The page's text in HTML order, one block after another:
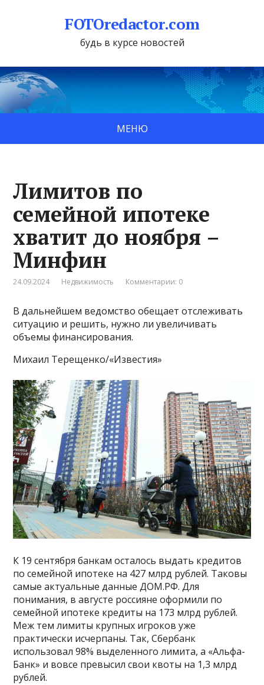
FOTOredactor.com
будь в курсе новостей
МЕНЮ
Лимитов по
семейной ипотеке
хватит до ноября –
Минфин
24.09.2024 Недвижимость Комментарии: 0
В дальнейшем ведомство обещает отслеживать
ситуацию и решить, нужно ли увеличивать
объемы финансирования.
Михаил Терещенко/«Известия»
К 19 сентября банкам осталось выдать кредитов
по семейной ипотеке на 427 млрд рублей. Таковы
самые актуальные данные ДOМ.РФ. Для
понимания, в августе россияне оформили по
семейной ипотеке кредиты на 173 млрд рублей.
Меж тем лимиты крупных игроков уже
практически исчерпаны. Так, Сбербанк
использовал 98% выделенного лимита, а «Альфа-
Банк» и вовсе превысил свои квоты на 1,3 млрд
рублей.